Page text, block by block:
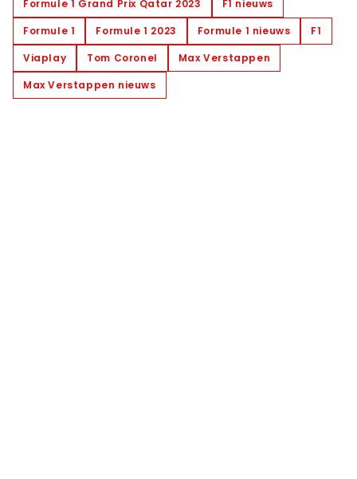
Formule 1 Grand Prix Qatar 2023
F1 nieuws
Formule 1
Formule 1 2023 Formule 1 nieuws
F1
Viaplay
Tom Coronel
Max Verstappen
Max Verstappen nieuws